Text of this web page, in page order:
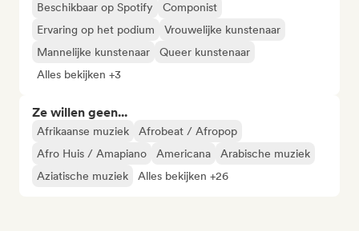
Beschikbaar op Spotify
Componist
Ervaring op het podium
Vrouwelijke kunstenaar
Mannelijke kunstenaar
Queer kunstenaar
Alles bekijken +3
Ze willen geen...
Afrikaanse muziek
Afrobeat / Afropop
Afro Huis / Amapiano
Americana
Arabische muziek
Aziatische muziek
Alles bekijken +26